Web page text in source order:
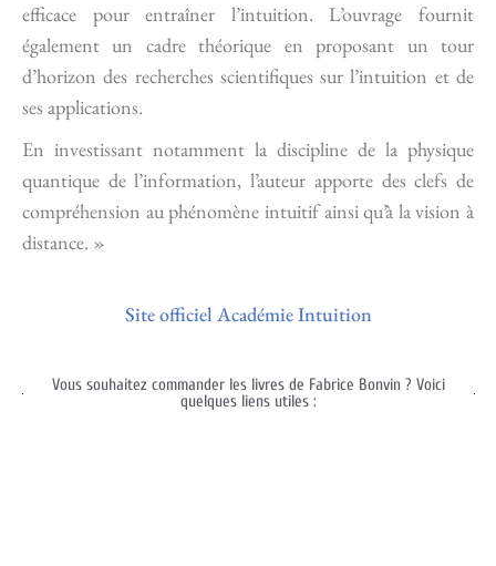
efficace pour entraîner l’intuition. L’ouvrage fournit
également un cadre théorique en proposant un tour
d’horizon des recherches scientifiques sur l’intuition et de
ses applications.
En investissant notamment la discipline de la physique
quantique de l’information, l’auteur apporte des clefs de
compréhension au phénomène intuitif ainsi qu’à la vision à
distance. »
Site officiel Académie Intuition
Vous souhaitez commander les livres de Fabrice Bonvin ? Voici
quelques liens utiles :